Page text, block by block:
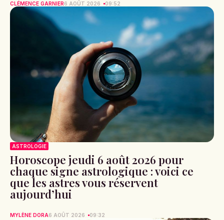
CLÉMENCE GARNIER6 AOÛT 2026 09:52
ASTROLOGIE
Horoscope jeudi 6 août 2026 pour
chaque signe astrologique : voici ce
que les astres vous réservent
aujourd’hui
MYLÈNE DORA6 AOÛT 2026 09:32